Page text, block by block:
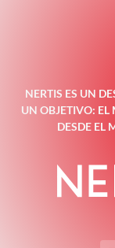
NERTIS ES UN
UN OBJETIVO: EL
DESDE EL